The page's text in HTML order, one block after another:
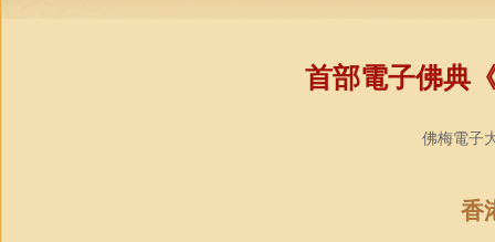
首部電子佛典
佛梅電子
香